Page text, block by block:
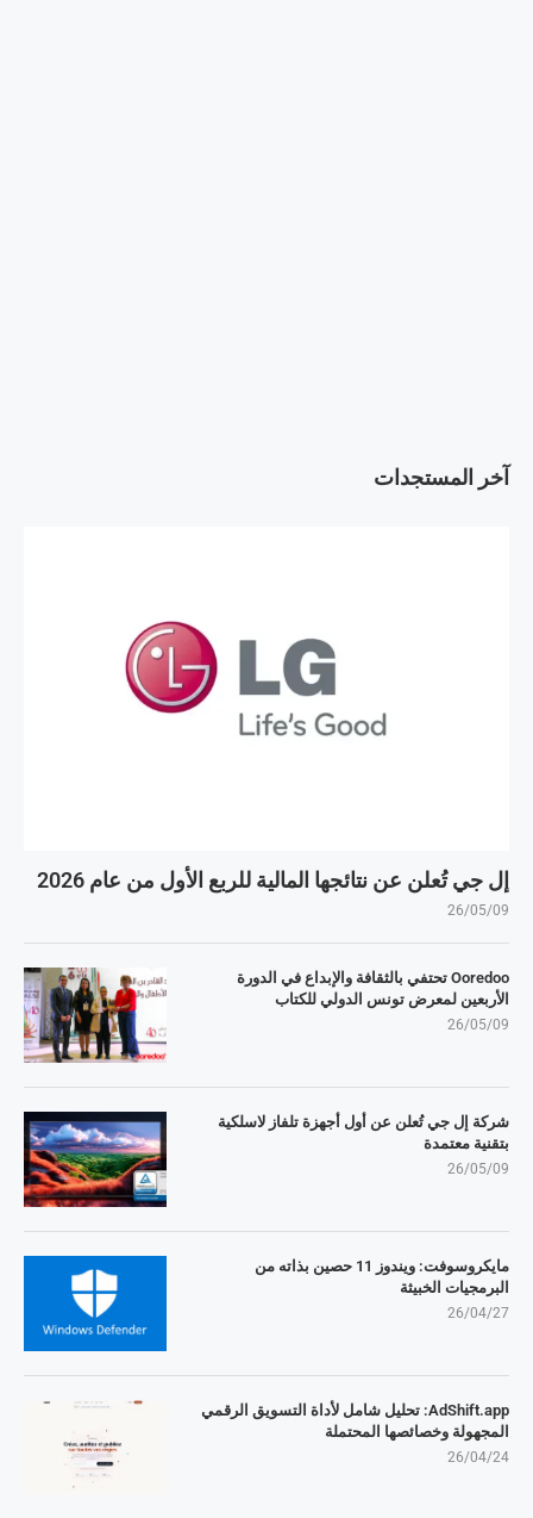
آخر المستجدات
إل جي تُعلن عن نتائجها المالية للربع الأول من عام 2026
26/05/09
Ooredoo تحتفي بالثقافة والإبداع في الدورة
الأربعين لمعرض تونس الدولي للكتاب
26/05/09
شركة إل جي تُعلن عن أول أجهزة تلفاز لاسلكية
بتقنية معتمدة
26/05/09
مايكروسوفت: ويندوز 11 حصين بذاته من
البرمجيات الخبيثة
26/04/27
AdShift.app: تحليل شامل لأداة التسويق الرقمي
المجهولة وخصائصها المحتملة
26/04/24